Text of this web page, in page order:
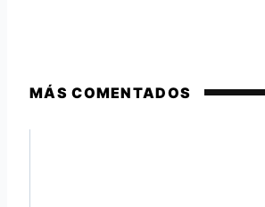
MÁS COMENTADOS